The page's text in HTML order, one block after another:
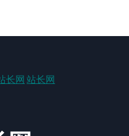
长网站长网